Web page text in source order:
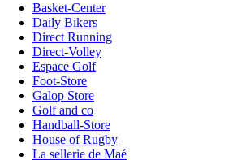
Basket-Center
Daily Bikers
Direct Running
Direct-Volley
Espace Golf
Foot-Store
Galop Store
Golf and co
Handball-Store
House of Rugby
La sellerie de Maé